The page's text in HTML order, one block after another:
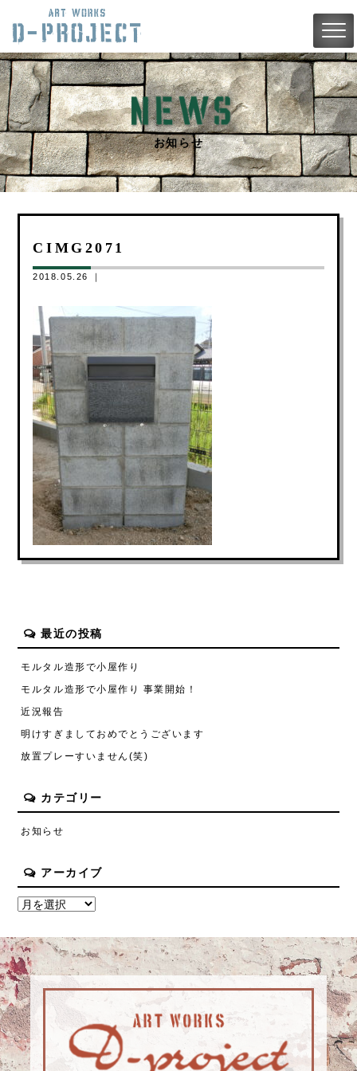
お知らせ
CIMG2071
2018.05.26 ｜
最近の投稿
モルタル造形で小屋作り
モルタル造形で小屋作り 事業開始！
近況報告
明けすぎましておめでとうございます
放置プレーすいません(笑)
カテゴリー
お知らせ
アーカイブ